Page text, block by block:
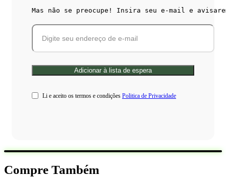
Mas não se preocupe! Insira seu e-mail e
Li e aceito os termos e condições Politica de Privacidade
Compre Também